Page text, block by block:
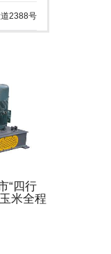
2388号
“四行
米全程